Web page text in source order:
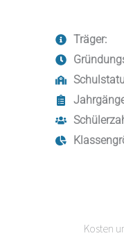
Träger:
Kosten